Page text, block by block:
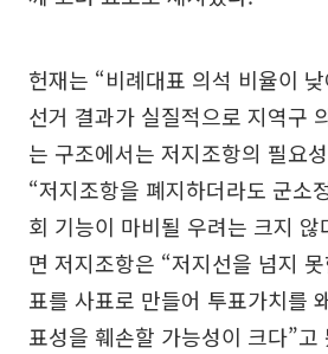
헌재는 “비례대표 의석 비율이
선거 결과가 실질적으로 지역구
는 구조에서는 저지조항의 필요
“저지조항을 폐지하더라도 군소
회 기능이 마비될 우려는 크지
면 저지조항은 “저지선을 넘지
표를 사표로 만들어 투표가치를
표성을 훼손할 가능성이 크다”고